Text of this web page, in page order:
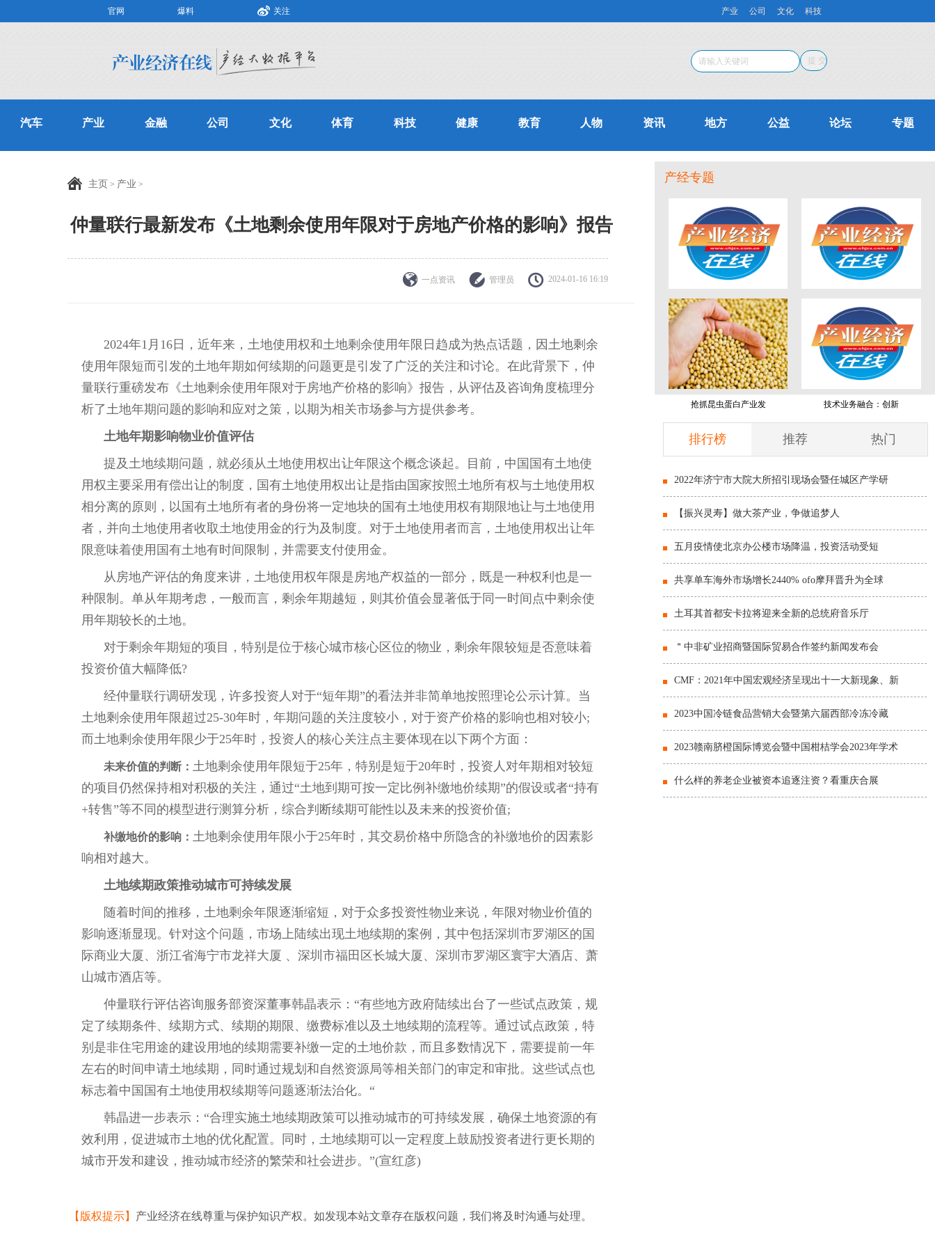
官网 爆料 关注 产业 公司 文化 科技
汽车 产业 金融 公司 文化 体育 科技 健康 教育 人物 资讯 地方 公益 论坛 专题
主页 > 产业 >
仲量联行最新发布《土地剩余使用年限对于房地产价格的影响》报告
一点资讯 管理员 2024-01-16 16:19
2024年1月16日，近年来，土地使用权和土地剩余使用年限日趋成为热点话题，因土地剩余
使用年限短而引发的土地年期如何续期的问题更是引发了广泛的关注和讨论。在此背景下，仲
量联行重磅发布《土地剩余使用年限对于房地产价格的影响》报告，从评估及咨询角度梳理分
析了土地年期问题的影响和应对之策，以期为相关市场参与方提供参考。
土地年期影响物业价值评估
提及土地续期问题，就必须从土地使用权出让年限这个概念谈起。目前，中国国有土地使
用权主要采用有偿出让的制度，国有土地使用权出让是指由国家按照土地所有权与土地使用权
相分离的原则，以国有土地所有者的身份将一定地块的国有土地使用权有期限地让与土地使用
者，并向土地使用者收取土地使用金的行为及制度。对于土地使用者而言，土地使用权出让年
限意味着使用国有土地有时间限制，并需要支付使用金。
从房地产评估的角度来讲，土地使用权年限是房地产权益的一部分，既是一种权利也是一
种限制。单从年期考虑，一般而言，剩余年期越短，则其价值会显著低于同一时间点中剩余使
用年期较长的土地。
对于剩余年期短的项目，特别是位于核心城市核心区位的物业，剩余年限较短是否意味着
投资价值大幅降低?
经仲量联行调研发现，许多投资人对于“短年期”的看法并非简单地按照理论公示计算。当
土地剩余使用年限超过25-30年时，年期问题的关注度较小，对于资产价格的影响也相对较小;
而土地剩余使用年限少于25年时，投资人的核心关注点主要体现在以下两个方面：
未来价值的判断： 土地剩余使用年限短于25年，特别是短于20年时，投资人对年期相对较短
的项目仍然保持相对积极的关注，通过“土地到期可按一定比例补缴地价续期”的假设或者“持有
+转售”等不同的模型进行测算分析，综合判断续期可能性以及未来的投资价值;
补缴地价的影响： 土地剩余使用年限小于25年时，其交易价格中所隐含的补缴地价的因素影
响相对越大。
土地续期政策推动城市可持续发展
随着时间的推移，土地剩余年限逐渐缩短，对于众多投资性物业来说，年限对物业价值的
影响逐渐显现。针对这个问题，市场上陆续出现土地续期的案例，其中包括深圳市罗湖区的国
际商业大厦、浙江省海宁市龙祥大厦 、深圳市福田区长城大厦、深圳市罗湖区寰宇大酒店、萧
山城市酒店等。
仲量联行评估咨询服务部资深董事韩晶表示：“有些地方政府陆续出台了一些试点政策，规
定了续期条件、续期方式、续期的期限、缴费标准以及土地续期的流程等。通过试点政策，特
别是非住宅用途的建设用地的续期需要补缴一定的土地价款，而且多数情况下，需要提前一年
左右的时间申请土地续期，同时通过规划和自然资源局等相关部门的审定和审批。这些试点也
标志着中国国有土地使用权续期等问题逐渐法治化。“
韩晶进一步表示：“合理实施土地续期政策可以推动城市的可持续发展，确保土地资源的有
效利用，促进城市土地的优化配置。同时，土地续期可以一定程度上鼓励投资者进行更长期的
城市开发和建设，推动城市经济的繁荣和社会进步。”(宣红彦)
【版权提示】 产业经济在线尊重与保护知识产权。如发现本站文章存在版权问题，我们将及时沟通与处理。
产经专题
蒋泓峰：论少儿阶段
抢抓昆虫蛋白产业发 技术业务融合：创新
排行榜 推荐 热门
2022年济宁市大院大所招引现场会暨任城区产学研
【振兴灵寿】做大茶产业，争做追梦人
五月疫情使北京办公楼市场降温，投资活动受短
共享单车海外市场增长2440% ofo摩拜晋升为全球
土耳其首都安卡拉将迎来全新的总统府音乐厅
＂中非矿业招商暨国际贸易合作签约新闻发布会
CMF：2021年中国宏观经济呈现出十一大新现象、新
2023中国冷链食品营销大会暨第六届西部冷冻冷藏
2023赣南脐橙国际博览会暨中国柑桔学会2023年学术
什么样的养老企业被资本追逐注资？看重庆合展